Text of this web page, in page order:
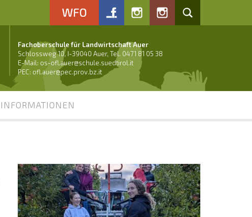
Fachoberschule für Landwirtschaft Auer
Schlossweg 10, I-39040 Auer, Tel. 0471 81 05 38
E-Mail: os-ofl.auer@schule.suedtirol.it
PEC: ofl.auer@pec.prov.bz.it
INFORMATIONEN